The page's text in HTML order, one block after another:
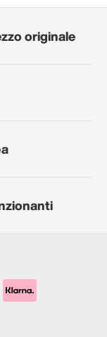
originale